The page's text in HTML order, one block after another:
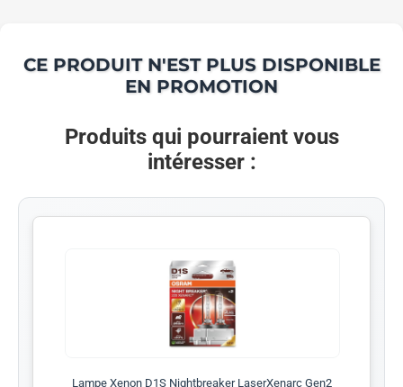
CE PRODUIT N'EST PLUS DISPONIBLE
EN PROMOTION
Produits qui pourraient vous
intéresser :
Lampe Xenon D1S Nightbreaker LaserXenarc Gen2